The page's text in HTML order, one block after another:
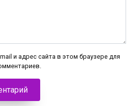
и адрес сайта в этом браузере для